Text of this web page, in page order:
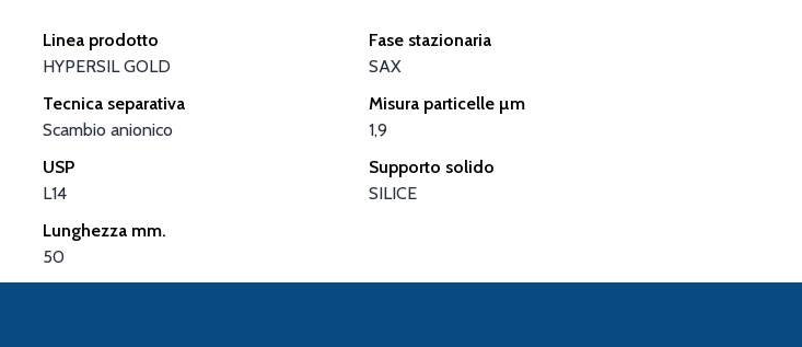
Linea prodotto
HYPERSIL GOLD
Fase stazionaria
SAX
Tecnica separativa
Scambio anionico
Misura particelle µm
1,9
USP
L14
Supporto solido
SILICE
Lunghezza mm.
50